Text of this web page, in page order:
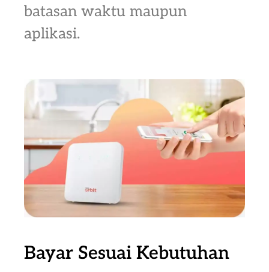
batasan waktu maupun
aplikasi.
Bayar Sesuai Kebutuhan